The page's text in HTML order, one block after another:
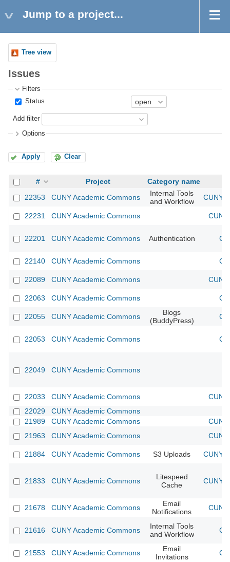
Jump to a project...
Tree view
Issues
Filters
Status
Add filter
Options
Apply Clear
# Project
Category name
22353
CUNY Academic Commons
Internal Tools
and Workflow
CUNY
22231 CUNY Academic Commons
22201 CUNY Academic Commons Authentication
22140 CUNY Academic Commons
22089 CUNY Academic Commons
22063 CUNY Academic Commons
22055 CUNY Academic Commons
Blogs
(BuddyPress)
22053 CUNY Academic Commons
22049 CUNY Academic Commons
22033 CUNY Academic Commons
22029
CUNY Academic Commons
21989
CUNY Academic Commons
21963
CUNY Academic Commons
21884 CUNY Academic Commons S3 Uploads CUNY
21833 CUNY Academic Commons
Litespeed
Cache
CUNY
21678 CUNY Academic Commons
Email
Notifications
21616 CUNY Academic Commons
Internal Tools
and Workflow
21553 CUNY Academic Commons
Email
Invitations